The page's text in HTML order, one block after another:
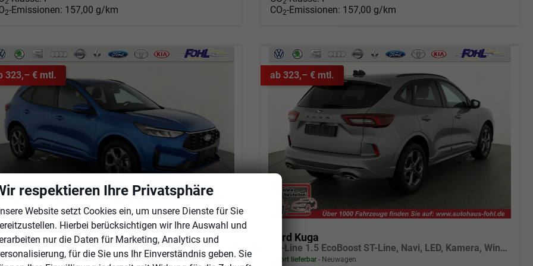
2-Emissionen: 157,00 g/km
CO2-Emissionen: 157,00 g/km
323,– € mtl.
Kuga
lieferbar Neuwagen
ab 323,– € mtl.
Ford Kuga
ST-Line 1.5 EcoBoost ST-Line, Navi, LED, Kamera, Winter, FS beheizbar, 5 J.-Garantie
sofort lieferbar Neuwagen
respektieren Ihre Privatsphäre
Website setzt Cookies ein, um unsere Dienste für Sie
Hierbei berücksichtigen wir Ihre Auswahl und
nur die Daten für Marketing, Analytics und
für die Sie uns Ihr Einverständnis geben. Sie